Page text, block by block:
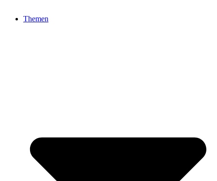
Themen